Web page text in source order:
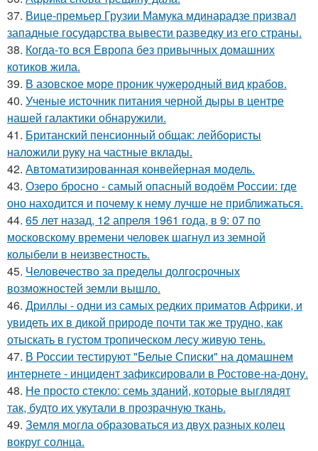
37. Вице-премьер Грузии Мамука мдинарадзе призвал
западные государства вывести разведку из его страны.
38. Когда-то вся Европа без привычных домашних
котиков жила.
39. В азовское море проник чужеродный вид крабов.
40. Ученые источник питания черной дыры в центре
нашей галактики обнаружили.
41. Британский пенсионный общак: лейбористы
наложили руку на частные вклады.
42. Автоматизированная конвейерная модель.
43. Озеро бросно - самый опасный водоём России: где
оно находится и почему к нему лучше не приближаться.
44. 65 лет назад, 12 апреля 1961 года, в 9: 07 по
московскому времени человек шагнул из земной
колыбели в неизвестность.
45. Человечество за пределы долгосрочных
возможностей земли вышло.
46. Дриллы - одни из самых редких приматов Африки, и
увидеть их в дикой природе почти так же трудно, как
отыскать в густом тропическом лесу живую тень.
47. В России тестируют "Белые Списки" на домашнем
интернете - инцидент зафиксировали в Ростове-на-дону.
48. Не просто стекло: семь зданий, которые выглядят
так, будто их укутали в прозрачную ткань.
49. Земля могла образоваться из двух разных колец
вокруг солнца.